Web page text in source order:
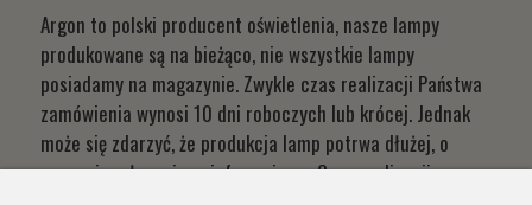
Argon to polski producent oświetlenia, nasze lampy
produkowane są na bieżąco, nie wszystkie lampy
posiadamy na magazynie. Zwykle czas realizacji Państwa
zamówienia wynosi 10 dni roboczych lub krócej. Jednak
może się zdarzyć, że produkcja lamp potrwa dłużej, o
czym niezwłocznie poinformujemy. Czas realizacji